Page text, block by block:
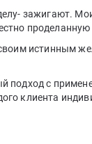
зажигают.
проделанную
истинным
подход с
клиента